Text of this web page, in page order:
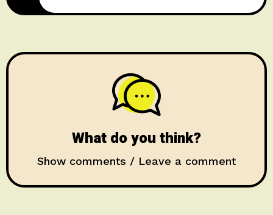
What do you think?
Show comments / Leave a comment